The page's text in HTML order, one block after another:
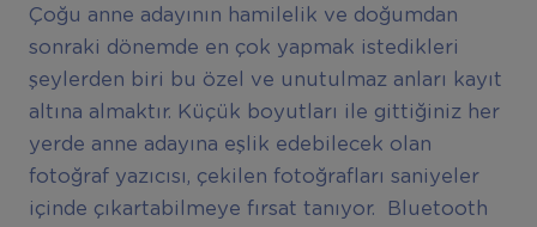
Çoğu anne adayının hamilelik ve doğumdan
sonraki dönemde en çok yapmak istedikleri
şeylerden biri bu özel ve unutulmaz anları kayıt
altına almaktır. Küçük boyutları ile gittiğiniz her
yerde anne adayına eşlik edebilecek olan
fotoğraf yazıcısı, çekilen fotoğrafları saniyeler
içinde çıkartabilmeye fırsat tanıyor. Bluetooth